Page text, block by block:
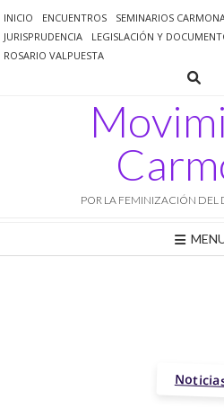
al
contenido
INICIO ENCUENTROS SEMINARIOS
JURISPRUDENCIA
LEGISLACIÓN Y
ROSARIO VALPUESTA
POR LA FEMINIZACIÓN DEL